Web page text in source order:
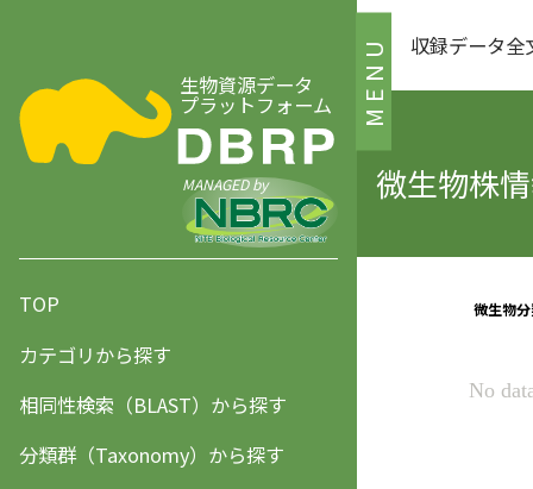
MENU
生物資源データ
プラットフォーム
MANAGED by
TOP
カテゴリから探す
相同性検索（BLAST）から探す
分類群（Taxonomy）から探す
収録データ全
微生物株